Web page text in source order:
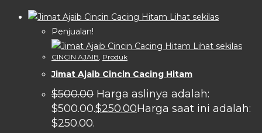
Lihat sekilas
Penjualan!
Lihat sekilas
CINCIN AJAIB Produk
Jimat Ajaib Cincin Cacing Hitam
$500.00 Harga aslinya adalah:
$500.00.$250.00Harga saat ini adalah:
$250.00.